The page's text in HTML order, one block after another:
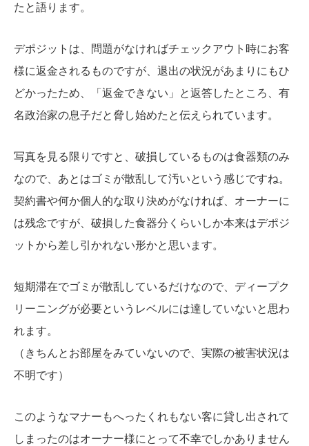
たと語ります。
デポジットは、問題がなければチェックアウト時にお客
様に返金されるものですが、退出の状況があまりにもひ
どかったため、「返金できない」と返答したところ、有
名政治家の息子だと脅し始めたと伝えられています。
写真を見る限りですと、破損しているものは食器類のみ
なので、あとはゴミが散乱して汚いという感じですね。
契約書や何か個人的な取り決めがなければ、オーナーに
は残念ですが、破損した食器分くらいしか本来はデポジ
ットから差し引かれない形かと思います。
短期滞在でゴミが散乱しているだけなので、ディープク
リーニングが必要というレベルには達していないと思わ
れます。
（きちんとお部屋をみていないので、実際の被害状況は
不明です）
このようなマナーもへったくれもない客に貸し出されて
しまったのはオーナー様にとって不幸でしかありません